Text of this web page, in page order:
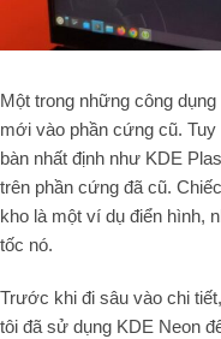
Một trong những công
mới vào phần cứng cũ.
bàn nhất định như KDE
trên phần cứng đã cũ.
kho là một ví dụ điển hình,
tốc nó.
Trước khi đi sâu vào chi
tôi đã sử dụng KDE Neon